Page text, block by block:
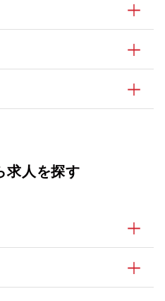
求人を探す